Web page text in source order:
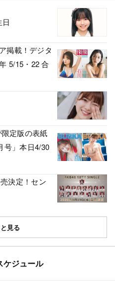
掲載！デジタ
5/15・22 合
定版の表紙
号」本日4/30
決定！セン
見る
ケジュール